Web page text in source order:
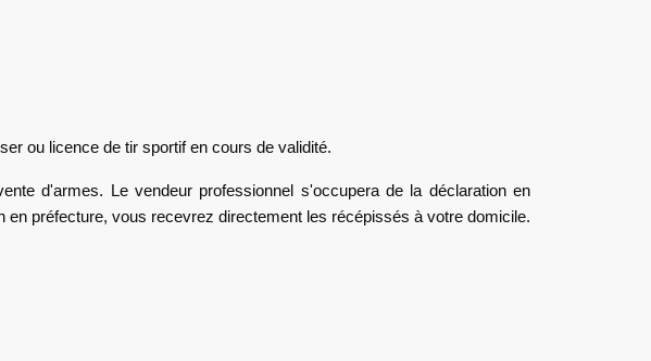
ou licence de tir sportif en cours de validité.
d'armes. Le vendeur professionnel s'occupera de la déclaration en
préfecture, vous recevrez directement les récépissés à votre domicile.